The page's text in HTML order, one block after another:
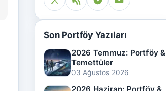
Son Portföy Yazıları
2026 Temmuz: Portföy &
Temettüler
03 Ağustos 2026